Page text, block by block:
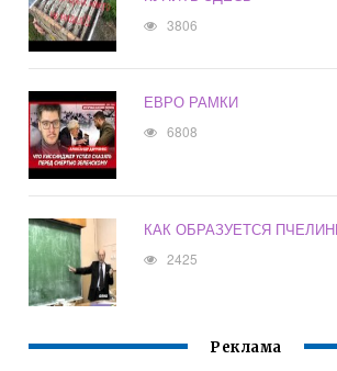
3806
ЕВРО РАМКИ
6808
КАК ОБРАЗУЕТСЯ
2425
Реклама